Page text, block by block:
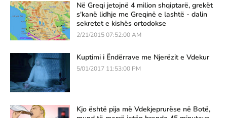
Në Greqi jetojnë 4 milion shqiptarë, grekët
s'kanë lidhje me Greqinë e lashtë - dalin
sekretet e kishës ortodokse
2/21/2015 07:52:00 AM
Kuptimi i Ëndërrave me Njerëzit e Vdekur
5/01/2017 11:53:00 PM
Kjo është pija më Vdekjeprurëse në Botë,